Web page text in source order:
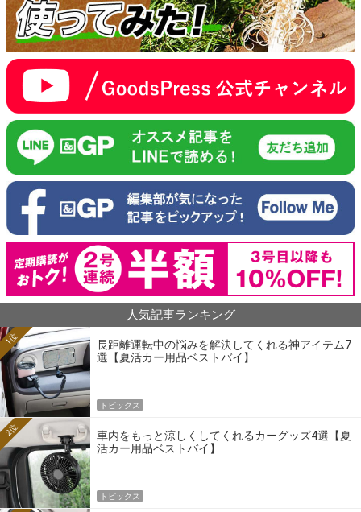
人気記事ランキング
長距離運転中の悩みを解決してくれる神アイテム7
選【夏活カー用品ベストバイ】
1位
トピックス
車内をもっと涼しくしてくれるカーグッズ4選【夏
活カー用品ベストバイ】
2位
トピックス